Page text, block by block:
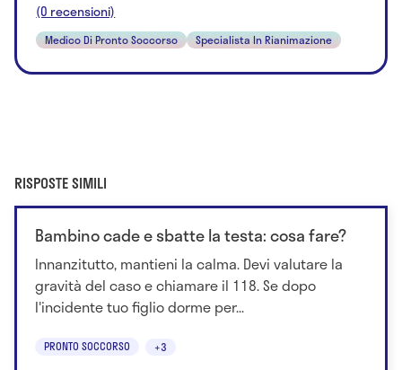
(0 recensioni)
Medico Di Pronto Soccorso Specialista In Rianimazione
RISPOSTE SIMILI
Bambino cade e sbatte la testa: cosa fare?
Innanzitutto, mantieni la calma. Devi valutare la
gravità del caso e chiamare il 118. Se dopo
l'incidente tuo figlio dorme per...
PRONTO SOCCORSO +3